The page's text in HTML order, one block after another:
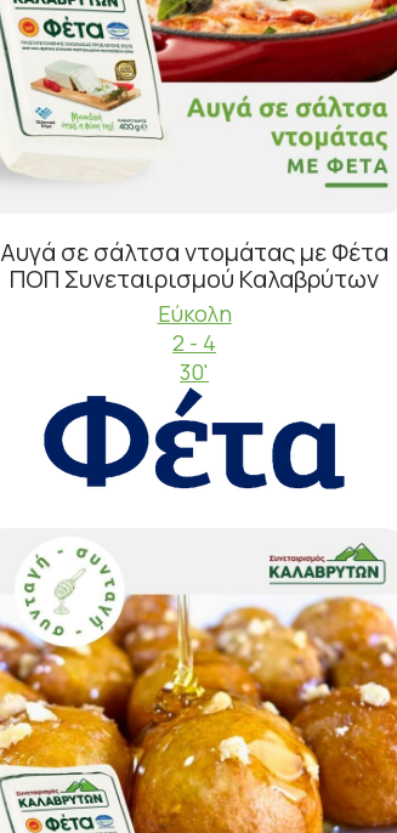
Αυγά σε σάλτσα ντομάτας με Φέτα
ΠΟΠ Συνεταιρισμού Καλαβρύτων
Εύκολη
2 - 4
30'